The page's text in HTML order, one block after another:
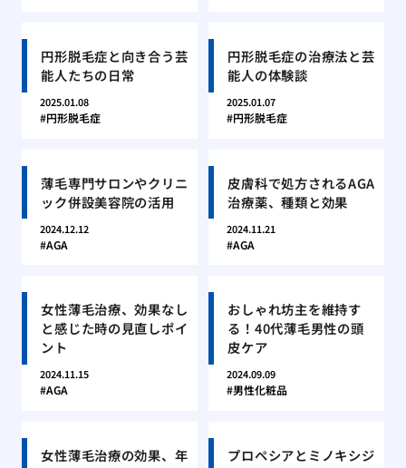
円形脱毛症と向き合う芸
能人たちの日常
2025.01.08
円形脱毛症
円形脱毛症の治療法と芸
能人の体験談
2025.01.07
円形脱毛症
薄毛専門サロンやクリニ
ック併設美容院の活用
2024.12.12
AGA
皮膚科で処方されるAGA
治療薬、種類と効果
2024.11.21
AGA
女性薄毛治療、効果なし
と感じた時の見直しポイ
ント
2024.11.15
AGA
おしゃれ坊主を維持す
る！40代薄毛男性の頭
皮ケア
2024.09.09
男性化粧品
女性薄毛治療の効果、年
プロペシアとミノキシジ